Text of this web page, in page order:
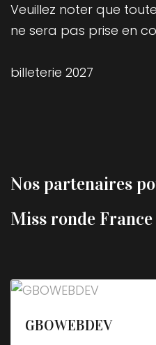
Veuillez noter que
ne sera pas prise en
billeterie 2027
Nos partenaires
Miss ronde France
GBOWEBDEV